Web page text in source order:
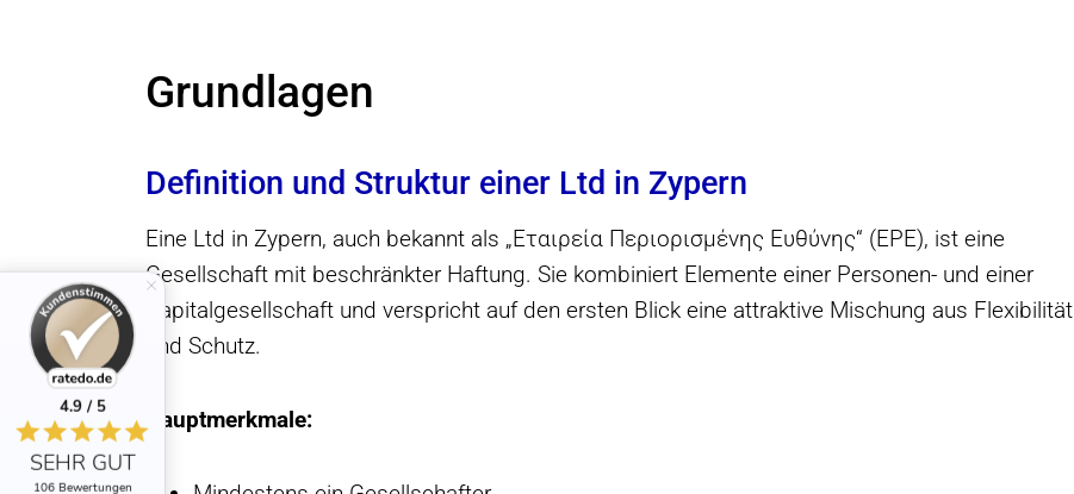
Grundlagen
Definition und Struktur einer Ltd in Zypern
Eine Ltd in Zypern, auch bekannt als „Εταιρεία Περιορισμένης Ευθύνης“ (EPE), ist eine
Gesellschaft mit beschränkter Haftung. Sie kombiniert Elemente einer Personen- und einer
Kapitalgesellschaft und verspricht auf den ersten Blick eine attraktive Mischung aus Flexibilität
und Schutz.
Hauptmerkmale:
4.9 / 5
SEHR GUT
106 Bewertungen